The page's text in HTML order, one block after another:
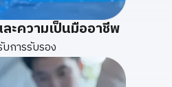
ะความเป็นมืออาชีพ
การรับรอง